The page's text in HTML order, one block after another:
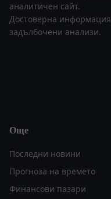
аналитичен сайт.
Достоверна
задълбочени анализи.
Още
Последни новини
Прогноза на времето
Финансови пазари